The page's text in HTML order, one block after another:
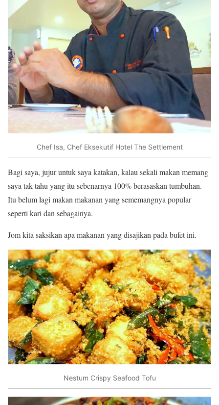
Chef Isa, Chef Eksekutif Hotel The Settlement
Bagi saya, jujur untuk saya katakan, kalau sekali makan memang
saya tak tahu yang itu sebenarnya 100% berasaskan tumbuhan.
Itu belum lagi makan makanan yang sememangnya popular
seperti kari dan sebagainya.
Jom kita saksikan apa makanan yang disajikan pada bufet ini.
Nestum Crispy Seafood Tofu